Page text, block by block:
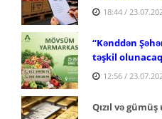
18:44 /
“Kənddən
təşkil olunacaq
12:56 /
Qızıl və